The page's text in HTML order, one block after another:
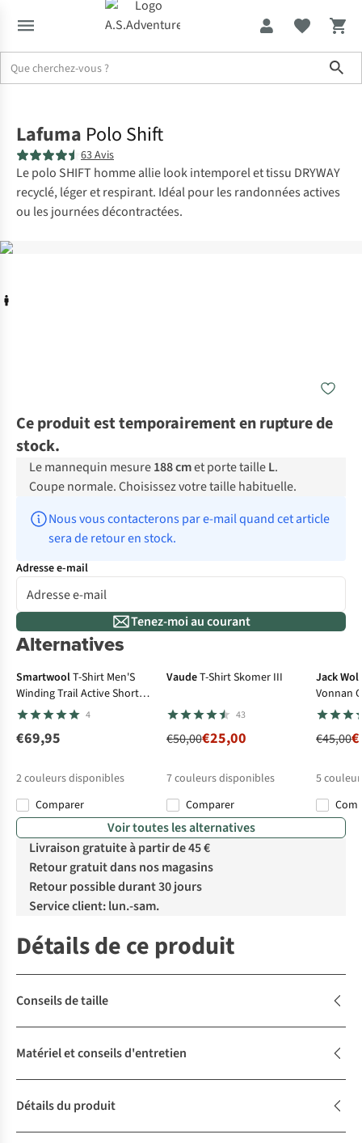
Lafuma Polo Shift
63 Avis
Le polo SHIFT homme allie look intemporel et tissu DRYWAY
recyclé, léger et respirant. Idéal pour les randonnées actives
ou les journées décontractées.
Ce produit est temporairement en rupture de
stock.
Le mannequin mesure188 cmet porte tailleL.
Coupe normale. Choisissez votre taille habituelle.
Nous vous contacterons par e-mail quand cet article
sera de retour en stock.
Adresse e-mail
Tenez-moi au courant
Alternatives
SmartwoolT-Shirt Men'S
Winding Trail Active Short
Sleeve
4
€69,95
2couleurs disponibles
Comparer
VaudeT-Shirt Skomer III
43
€50,00€25,00
7couleurs disponibles
Comparer
Jack
Vonnan
€45,00
5
%
Voir toutes les alternatives
Livraison gratuite à partir de 45 €
Retour gratuit dans nos magasins
Retour possible durant 30 jours
Service client: lun.-sam.
Détails de ce produit
Conseils de taille
Matériel et conseils d'entretien
Détails du produit